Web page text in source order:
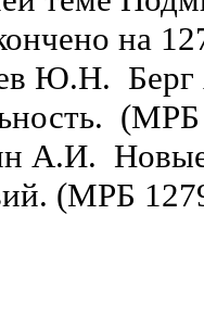
на
Ю.Н. Берг
А.И. Новые
(МРБ